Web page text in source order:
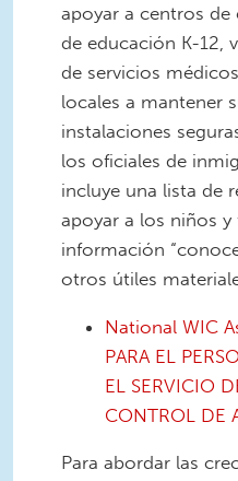
apoyar a centros
de educación K-12,
de servicios
locales a mantener
instalaciones
los oficiales de
incluye una lista de
apoyar a los niños y
información
otros útiles
National WIC
PARA EL
EL SERVICIO
CONTROL DE
Para abordar las